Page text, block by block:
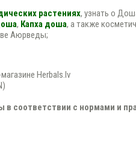
растениях, узнать о
, Капха доша, а также
Аюрведы;
Herbals.lv
в соответствии с нормами и